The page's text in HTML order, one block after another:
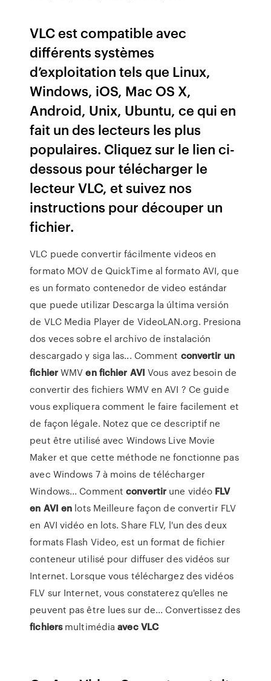
VLC est compatible avec
différents systèmes
d’exploitation tels que Linux,
Windows, iOS, Mac OS X,
Android, Unix, Ubuntu, ce qui en
fait un des lecteurs les plus
populaires. Cliquez sur le lien ci-
dessous pour télécharger le
lecteur VLC, et suivez nos
instructions pour découper un
fichier.
VLC puede convertir fácilmente videos en
formato MOV de QuickTime al formato AVI, que
es un formato contenedor de video estándar
que puede utilizar Descarga la última versión
de VLC Media Player de VideoLAN.org. Presiona
dos veces sobre el archivo de instalación
descargado y siga las... Comment convertir un
fichierWMVen fichier AVI Vous avez besoin de
convertir des fichiers WMV en AVI ? Ce guide
vous expliquera comment le faire facilement et
de façon légale. Notez que ce descriptif ne
peut être utilisé avec Windows Live Movie
Maker et que cette méthode ne fonctionne pas
avec Windows 7 à moins de télécharger
Windows... Commentconvertir une vidéo FLV
en AVI en lots Meilleure façon de convertir FLV
en AVI vidéo en lots. Share FLV, l'un des deux
formats Flash Video, est un format de fichier
conteneur utilisé pour diffuser des vidéos sur
Internet. Lorsque vous téléchargez des vidéos
FLV sur Internet, vous constaterez qu'elles ne
peuvent pas être lues sur de... Convertissez des
fichiersmultimédiaavec VLC